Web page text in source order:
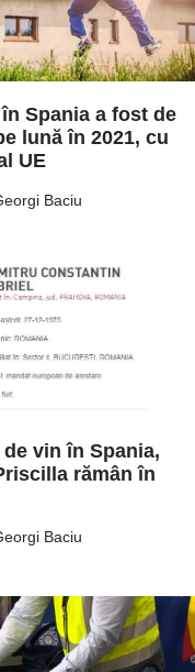
Spania a fost de
lună în 2021, cu
UE
Baciu
vin în Spania,
rămân în
Baciu